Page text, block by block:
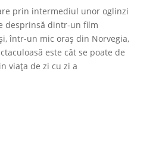
prin intermediul unor oglinzi
desprinsă dintr-un film
într-un mic oraș din Norvegia,
este cât se poate de
viața de zi cu zi a